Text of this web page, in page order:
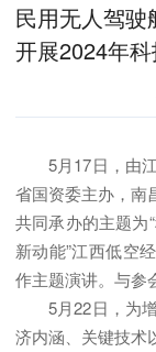
民用无人驾
开展2024年
5月17日，由
省国资委主办，南
共同承办的主题为
新动能”江西低空
作主题演讲。与参
5月22日，为
济内涵、关键技术